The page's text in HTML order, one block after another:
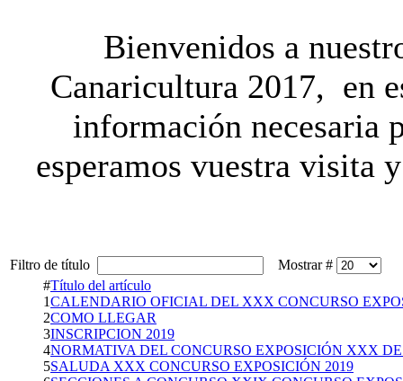
Bienvenidos a
Canaricultura 2017, en
información necesaria
esperamos vuestra visita
Filtro de título
Mostrar #
#Título del artículo
1CALENDARIO OFICIAL DEL XXX CONCURSO
2COMO LLEGAR
3INSCRIPCION 2019
4NORMATIVA DEL CONCURSO EXPOSICIÓN XXX
5SALUDA XXX CONCURSO EXPOSICIÓN 2019